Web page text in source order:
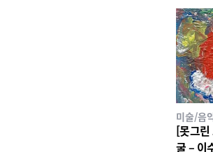
미술/음
[못그린
굴 – 이